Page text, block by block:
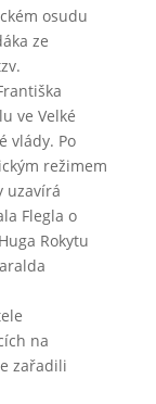
osudu
ze
ve Velké
vlády. Po
režimem
uzavírá
Flegla o
Rokytu
na
zařadili